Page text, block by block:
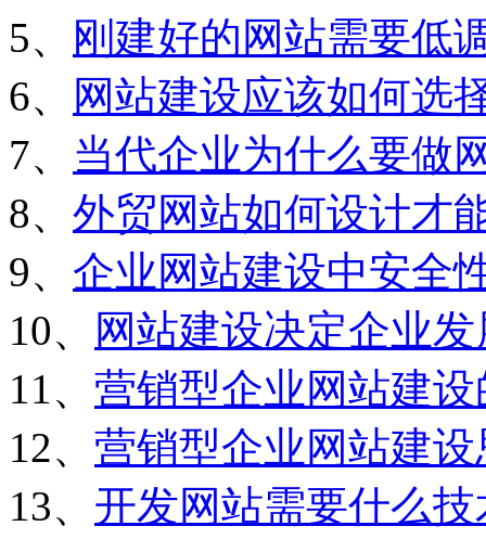
5、
刚建好的网站需要低
6、
网站建设应该如何选
7、 当代企业为什么要做
8、 外贸网站如何设计才
9、 企业网站建设中安全
10、
网站建设决定企业
11、 营销型企业网站建
12、 营销型企业网站建设
13、 开发网站需要什么技